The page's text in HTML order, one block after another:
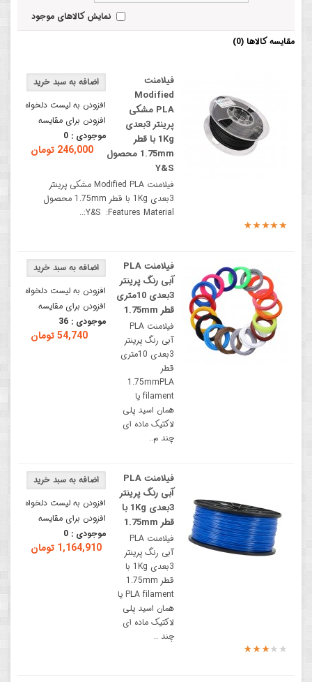
نمایش کالاهای موجود
مقایسه کالاها (0)
افزودن به لیست دلخواه
افزودن برای مقایسه
موجودی : 0
246,000 تومان
فیلامنت
Modified
PLA مشکی
پرینتر 3بعدی
1Kg با قطر
1.75mm محصول
Y&S
فیلامنت Modified PLA مشکی پرینتر
3بعدی 1Kg با قطر 1.75mm محصول
Y&S :Features Material:..
افزودن به لیست دلخواه
افزودن برای مقایسه
موجودی : 36
54,740 تومان
فیلامنت PLA
آبی رنگ پرینتر
3بعدی 10متری
قطر 1.75mm
فیلامنت PLA
آبی رنگ پرینتر
3بعدی 10متری
قطر
1.75mmPLA
filament یا
همان اسید پلی
لاکتیک ماده ای
چند م..
افزودن به لیست دلخواه
افزودن برای مقایسه
موجودی : 0
1,164,910 تومان
فیلامنت PLA
آبی رنگ پرینتر
3بعدی 1Kg با
قطر 1.75mm
فیلامنت PLA
آبی رنگ پرینتر
3بعدی 1Kg با
قطر 1.75mm
PLA filament یا
همان اسید پلی
لاکتیک ماده ای
چند ..